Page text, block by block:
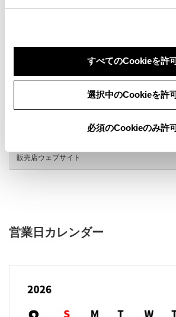
すべてのCookieを許
選択中のCookieを許
必須のCookieのみ許
バリアフリー/フラットフロ
バリア
バリアフリー/多目的トイレ WiFi
G-Station AED
車検・整備・メンテナンス取
その場
キッズ
販売店ウェブサイト
営業日カレンダー